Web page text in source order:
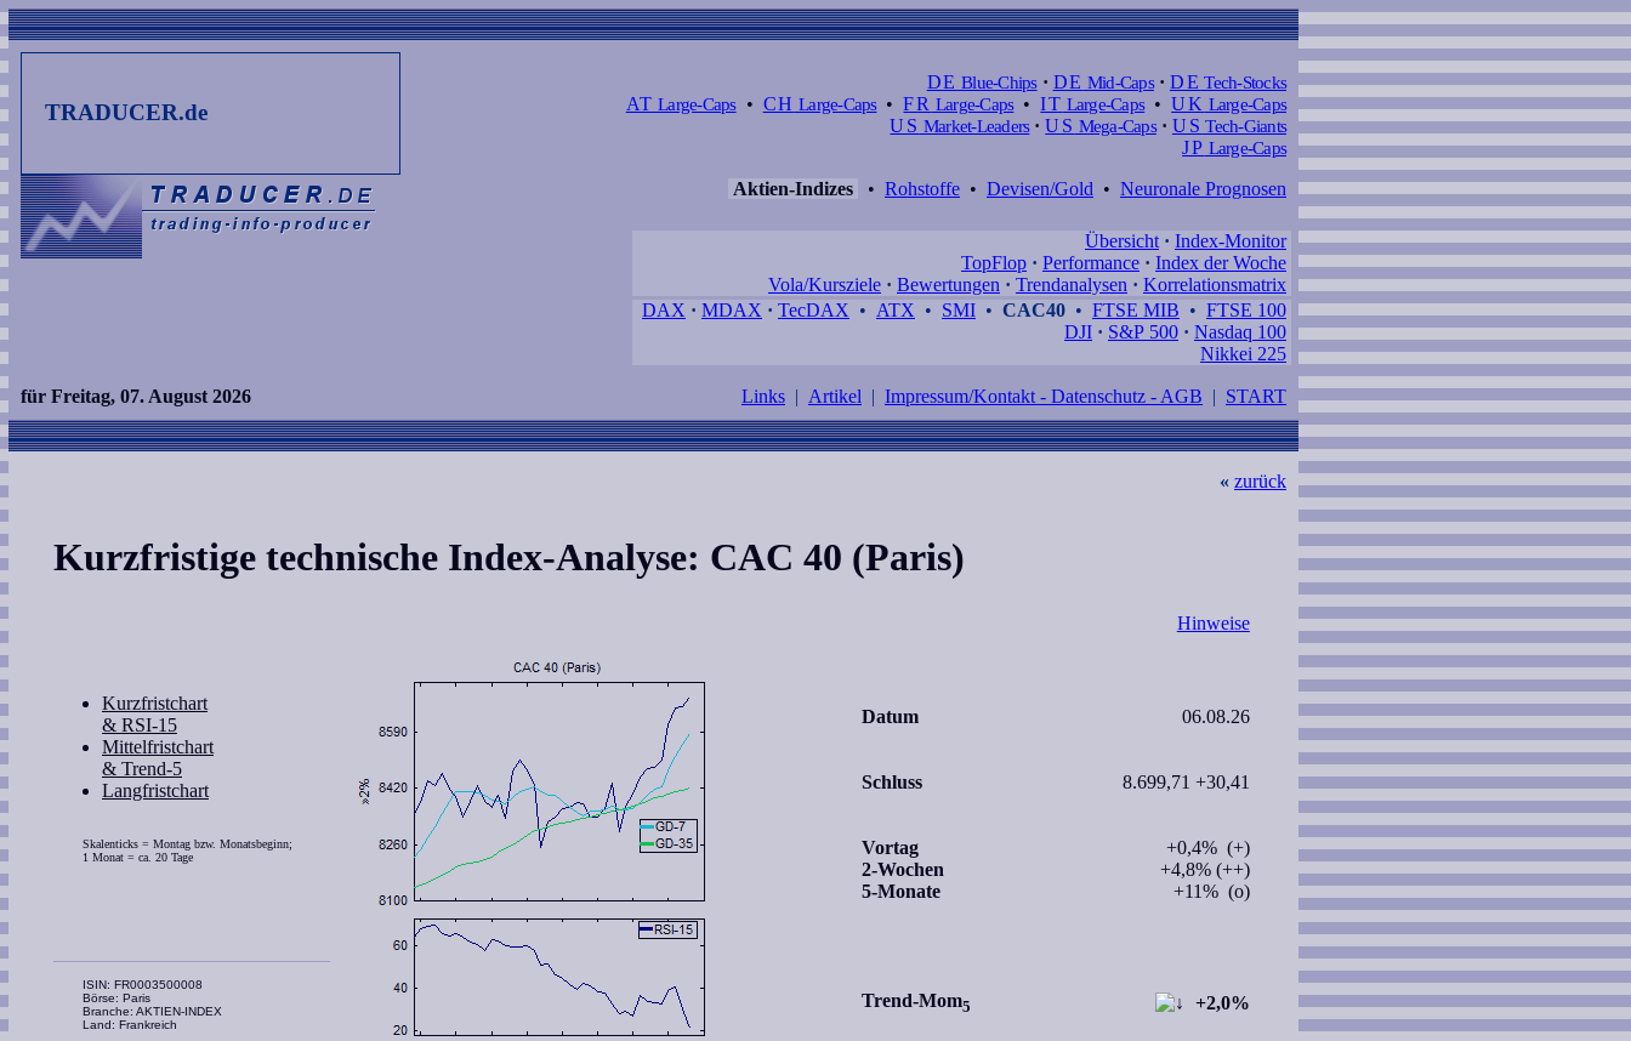
TRADUCER.de
DE Blue-Chips · DE Mid-Caps · DE Tech-Stocks
AT Large-Caps• CH Large-Caps•FR Large-Caps•IT Large-Caps•UK Large-Caps
US Market-Leaders · US Mega-Caps · US Tech-Giants
JP Large-Caps
Aktien-Indizes
• Rohstoffe • Devisen/Gold • Neuronale Prognosen
Übersicht · Index-Monitor
TopFlop · Performance · Index der Woche
Vola/Kursziele · Bewertungen · Trendanalysen · Korrelationsmatrix
DAX · MDAX · TecDAX • ATX • SMI • CAC40 • FTSE MIB • FTSE 100
DJI · S&P 500 · Nasdaq 100
Nikkei 225
« zurück
für Freitag, 07. August 2026 Links | Artikel | Impressum/Kontakt - Datenschutz - AGB | START
Kurzfristige technische Index-Analyse: CAC 40 (Paris)
Hinweise
Kurzfristchart
& RSI-15
Mittelfristchart
& Trend-5
Langfristchart
Skalenticks = Montag bzw. Monatsbeginn;
1 Monat = ca. 20 Tage
ISIN: FR0003500008
Börse: Paris
Branche: AKTIEN-INDEX
Land: Frankreich
Datum 06.08.26
Schluss 8.699,71 +30,41
Vortag
2-Wochen
5-Monate
+0,4% (+)
+4,8% (++)
+11% (o)
Trend-Mom5 +2,0%